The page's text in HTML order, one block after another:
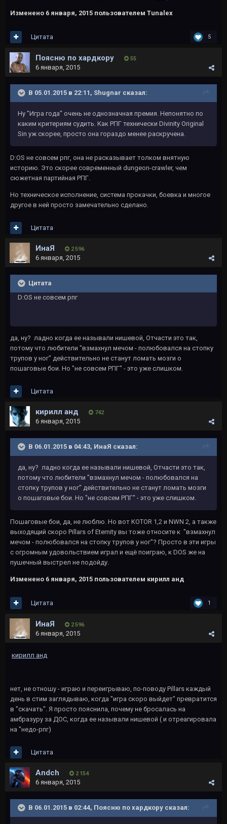
Изменено 6 января, 2015 пользователем Tunalex
5
Цитата
Поясню по хардкору 55
6 января, 2015
В 05.01.2015 в 22:11, Shugnar сказал:
Ну "Игра года" очень не однозначная премия. Непонятно по
каким критериям судить. Как РПГ технически Divinity Original
Sin уж скорее, просто она гораздо менее раскручена.
D:OS не совсем рпг, она не расказывает толком внятную
историю. Это скорее современный dungeon-crawler, чем
сюжетная партийная РПГ.
Но техническое исполнение, система прокачки, боевка и многое
другое в ней просто замечательно сделано.
Цитата
ИнаЯ 2 596
6 января, 2015
Цитата
D:OS не совсем рпг
да, ну? ладно когда ее называли нишевой, Отчасти это так,
потому что любители "взмахнул мечом - полюбовался на стопку
трупов у ног" действительно не станут ломать мозги о
пошаговые бои. Но "не совсем РПГ" - это уже слишком.
Цитата
кирилл анд 742
6 января, 2015
В 06.01.2015 в 04:43, ИнаЯ сказал:
да, ну? ладно когда ее называли нишевой, Отчасти это так,
потому что любители "взмахнул мечом - полюбовался на
стопку трупов у ног" действительно не станут ломать мозги
о пошаговые бои. Но "не совсем РПГ" - это уже слишком.
Пошаговые бои, да, не люблю. Но вот KOTOR 1,2 и NWN 2, а также
выходящий скоро Pillars of Eternity вы тоже относите к "взмахнул
мечом - полюбовался на стопку трупов у ног"? Просто в эти игры
с огромным удовольствием играл и ещё поиграю, к DOS же на
пушечный выстрел не подойду.
Изменено 6 января, 2015 пользователем кирилл анд
1
Цитата
ИнаЯ 2 596
6 января, 2015
кирилл анд
нет, не отношу - играю и переигрываю, по-поводу Pillars каждый
день в стим заглядываю, когда "игра скоро выйдет" превратится
в "скачать". Я просто пояснила, почему не бросалась на
амбразуру за ДОС, когда ее называли нишевой ( и отреагировала
на "недо-рпг)
Цитата
Andch 2 154
6 января, 2015
В 06.01.2015 в 02:44, Поясню по хардкору сказал: